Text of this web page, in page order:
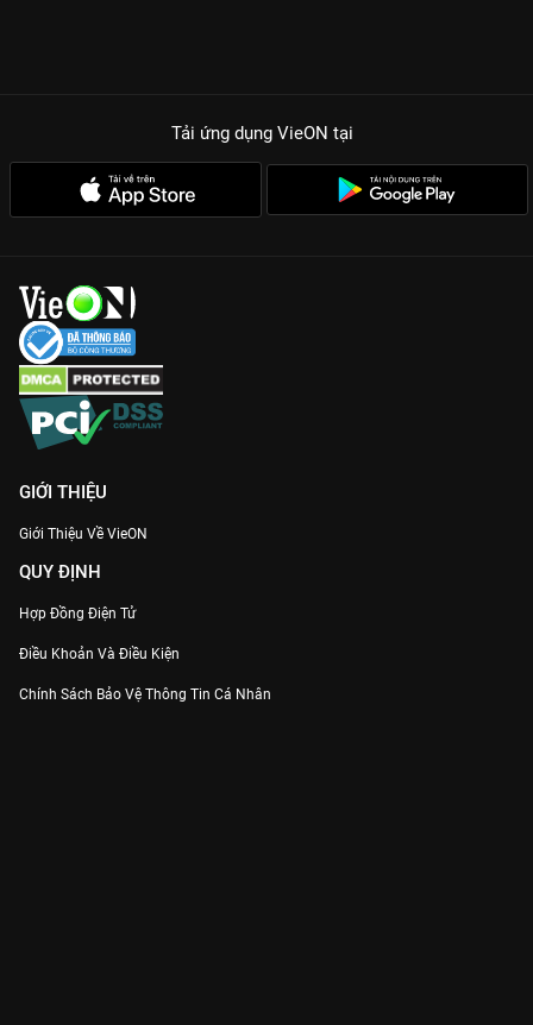
Tải ứng dụng VieON tại
GIỚI THIỆU
Giới Thiệu Về VieON
QUY ĐỊNH
Hợp Đồng Điện Tử
Điều Khoản Và Điều Kiện
Chính Sách Bảo Vệ Thông Tin Cá Nhân